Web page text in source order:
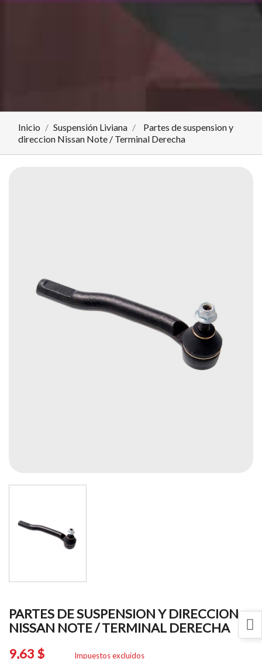
Inicio Suspensión Liviana
Partes de suspension y
direccion Nissan Note / Terminal Derecha
PARTES DE SUSPENSION Y DIRECCION
NISSAN NOTE / TERMINAL DERECHA
9,63 $
Impuestos excluidos